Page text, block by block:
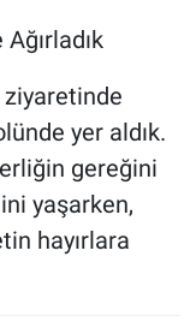
ziyaretinde
yer aldık.
gereğini
yaşarken,
hayırlara